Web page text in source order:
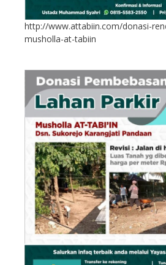
http://www.attabiin.com/donasi-
musholla-at-tabiin